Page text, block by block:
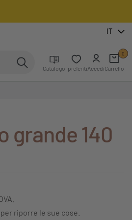
IT
CatalogoI preferitiAccediCarrello
0
grande 140
riporre le sue cose.